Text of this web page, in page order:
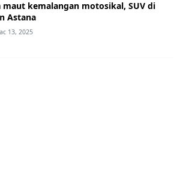
maut kemalangan motosikal, SUV di
Astana
13, 2025